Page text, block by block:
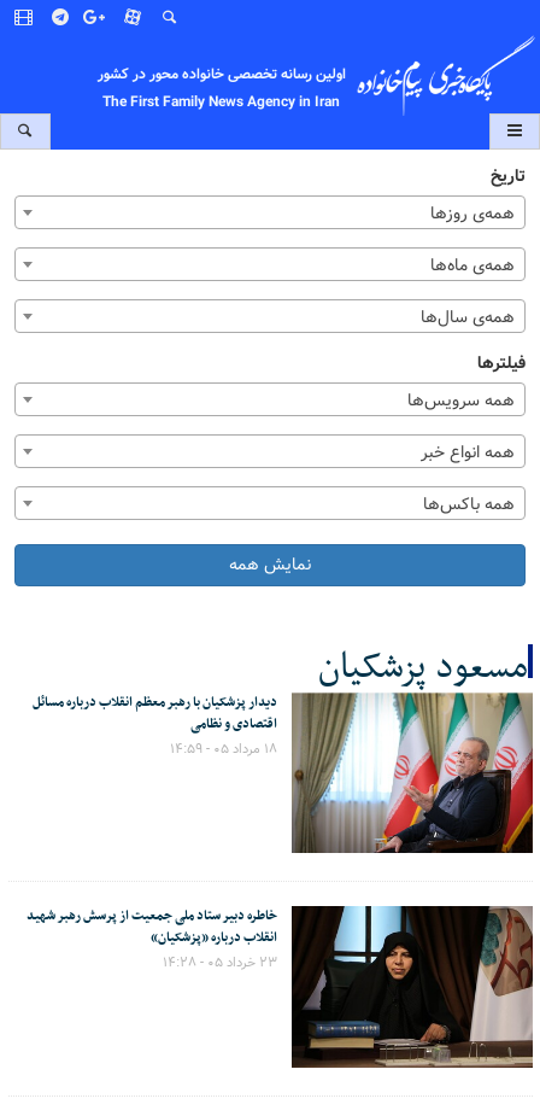
اولین رسانه تخصصی خانواده محور در کشور
The First Family News Agency in Iran
تاریخ
همه‌ی روزها
همه‌ی ماه‌ها
همه‌ی سال‌ها
فیلترها
همه سرویس‌ها
همه انواع خبر
همه باکس‌ها
نمایش همه
مسعود پزشکیان
کل اخبار:286
دیدار پزشکیان با رهبر معظم انقلاب درباره مسائل
اقتصادی و نظامی
۱۸ مرداد ۰۵ - ۱۴:۵۹
خاطره دبیر ستاد ملی جمعیت از پرسش رهبر شهید
انقلاب درباره «پزشکیان»
۲۳ خرداد ۰۵ - ۱۴:۲۸